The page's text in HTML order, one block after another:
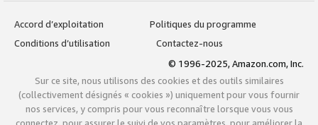
Accord d’exploitation
Politiques du programme
Conditions d’utilisation
Contactez-nous
© 1996-2025, Amazon.com, Inc.
Sur ce site, nous utilisons des cookies et des outils similaires
(collectivement désignés « cookies ») uniquement pour vous fournir
nos services, y compris pour vous reconnaître lorsque vous vous